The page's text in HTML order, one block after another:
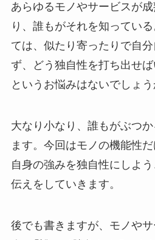
あらゆるモノやサービスが
り、誰もがそれを知ってい
ては、似たり寄ったりで自
ず、どう独自性を打ち出せ
というお悩みはないでしょう
大なり小なり、誰もがぶつ
ます。今回はモノの機能性
自身の強みを独自性にしよ
伝えをしていきます。
後でも書きますが、モノや